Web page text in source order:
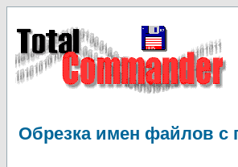
Обрезка имен файлов с